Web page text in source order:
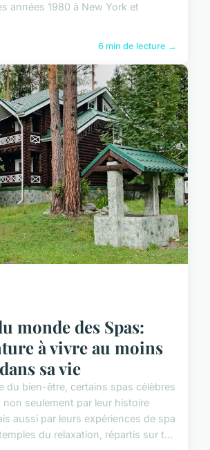
années 1980 à New York et
6 min de lecture →
monde des Spas:
à vivre au moins
sa vie
du bien-être, certains spas célèbres
seulement par leur histoire
aussi par leurs expériences de spa
du relaxation, répartis sur t...